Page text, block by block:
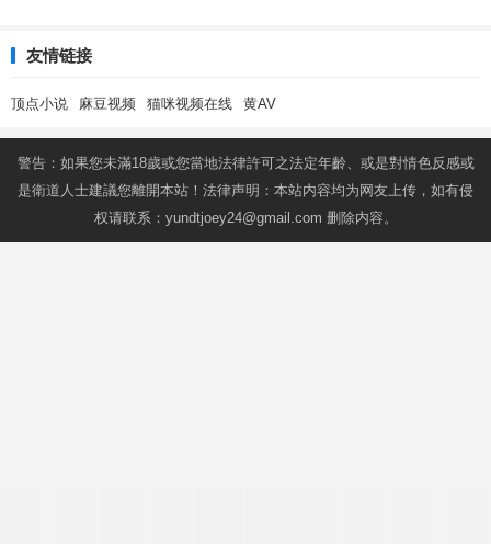
友情链接
顶点小说 麻豆视频 猫咪视频在线 黄AV
警告：如果您未滿18歲或您當地法律許可之法定年齡、或是對情色反感或
是衛道人士建議您離開本站！法律声明：本站内容均为网友上传，如有侵
权请联系： yundtjoey24@gmail.com 删除内容。